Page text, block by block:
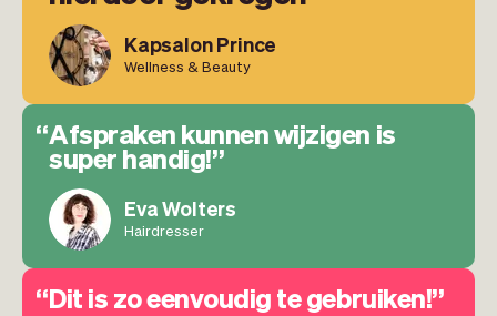
Kapsalon Prince
Wellness & Beauty
Afspraken kunnen wijzigen is
super handig!
Eva Wolters
Hairdresser
Dit is zo eenvoudig te gebruiken!